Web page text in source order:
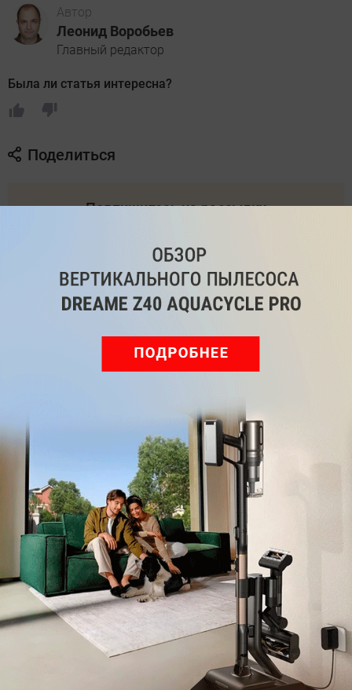
Автор
Леонид Воробьев
Главный редактор
Была ли статья интересна?
Поделиться
Подпишитесь на рассылку
Подписаться
Одноклассники
ВКонтакте Дзен
Max YouTube
Комментарии
Мы знаем, вам есть что сказать!